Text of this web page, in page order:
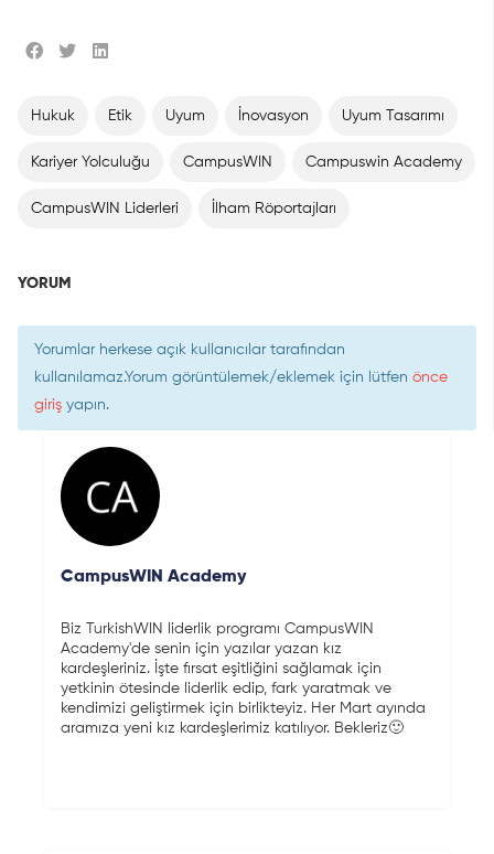
Hukuk Etik Uyum İnovasyon Uyum Tasarımı
Kariyer Yolculuğu CampusWIN Campuswin Academy
CampusWIN Liderleri İlham Röportajları
YORUM
Yorumlar herkese açık kullanıcılar tarafından
kullanılamaz.Yorum görüntülemek/eklemek için lütfen önce
giriş yapın.
CampusWIN Academy
Biz TurkishWIN liderlik programı CampusWIN
Academy'de senin için yazılar yazan kız
kardeşleriniz. İşte fırsat eşitliğini sağlamak için
yetkinin ötesinde liderlik edip, fark yaratmak ve
kendimizi geliştirmek için birlikteyiz. Her Mart ayında
aramıza yeni kız kardeşlerimiz katılıyor. Bekleriz🙂